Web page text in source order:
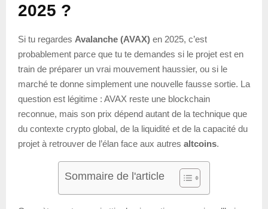
2025 ?
Si tu regardes Avalanche (AVAX) en 2025, c’est
probablement parce que tu te demandes si le projet est en
train de préparer un vrai mouvement haussier, ou si le
marché te donne simplement une nouvelle fausse sortie. La
question est légitime : AVAX reste une blockchain
reconnue, mais son prix dépend autant de la technique que
du contexte crypto global, de la liquidité et de la capacité du
projet à retrouver de l’élan face aux autres altcoins.
Sommaire de l'article